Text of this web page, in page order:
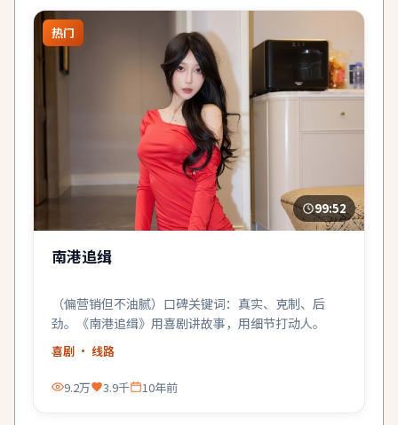
热门
99:52
南港追缉
（偏营销但不油腻）口碑关键词：真实、克制、后
劲。《南港追缉》用喜剧讲故事，用细节打动人。
喜剧 · 线路
9.2万 3.9千 10年前